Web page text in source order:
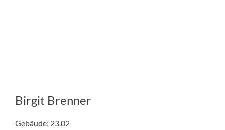
Birgit Brenner
Gebäude: 23.02